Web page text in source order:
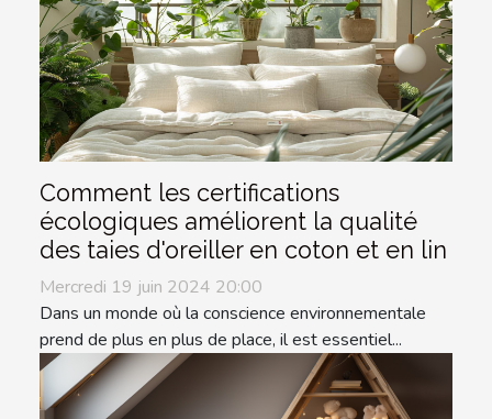
Comment les certifications
écologiques améliorent la qualité
des taies d'oreiller en coton et en lin
Mercredi 19 juin 2024 20:00
Dans un monde où la conscience environnementale
prend de plus en plus de place, il est essentiel...